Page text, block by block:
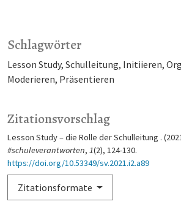
Schlagwörter
Lesson Study Schulleitung Initiieren
Moderieren Präsentieren
Zitationsvorschlag
Lesson Study – die Rolle der Schulleitung .
#schuleverantworten, 1(2), 124-130.
https://doi.org/10.53349/sv.2021.i2.a89
Zitationsformate